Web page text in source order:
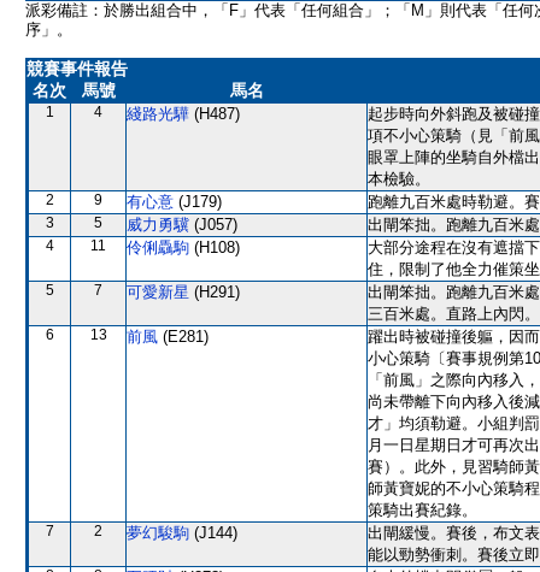
派彩備註：於勝出組合中，「F」代表「任何組合」；「M」則代表「任何
序」。
競賽事件報告
名次
馬號 馬名
1 4 綫路光驊 (H487)
起步時向外斜跑及被碰
項不小心策騎（見「前
眼罩上陣的坐騎自外檔
本檢驗。
2 9 有心意 (J179) 跑離九百米處時勒避。
3 5 威力勇驥 (J057) 出閘笨拙。跑離九百米
4 11 伶俐驫駒 (H108)
大部分途程在沒有遮擋
住，限制了他全力催策
5 7 可愛新星 (H291)
出閘笨拙。跑離九百米
三百米處。直路上內閃。
6 13 前風 (E281)
躍出時被碰撞後軀，因
小心策騎〔賽事規例第
「前風」之際向內移入
尚未帶離下向內移入後
才」均須勒避。小組判
月一日星期日才可再次
賽）。此外，見習騎師
師黃寶妮的不小心策騎
策騎出賽紀錄。
7 2 夢幻駿駒 (J144)
出閘緩慢。賽後，布文
能以勁勢衝刺。賽後立